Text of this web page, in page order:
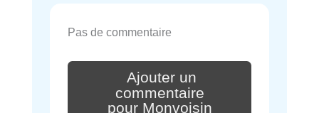
Pas de commentaire
Ajouter un
commentaire
pour Monvoisin